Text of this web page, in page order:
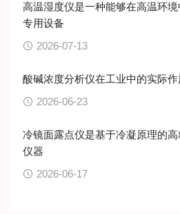
高温湿度仪是一种能够在高温环
专用设备
2026-07-13
酸碱浓度分析仪在工业中的实际作
2026-06-23
冷镜面露点仪是基于冷凝原理的
仪器
2026-06-17